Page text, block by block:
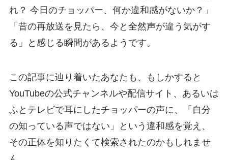
れ？ 今日のチョッパー、何か違和感がないか？」
「昔の再放送を見たら、今と全然声が違う気がす
る」と感じる瞬間があるようです。
この記事に辿り着いたあなたも、もしかすると
YouTubeの公式チャンネルや配信サイト、あるいは
ふとテレビで耳にしたチョッパーの声に、「自分
の知っている声ではない」という違和感を覚え、
その正体を知りたくて検索されたのかもしれませ